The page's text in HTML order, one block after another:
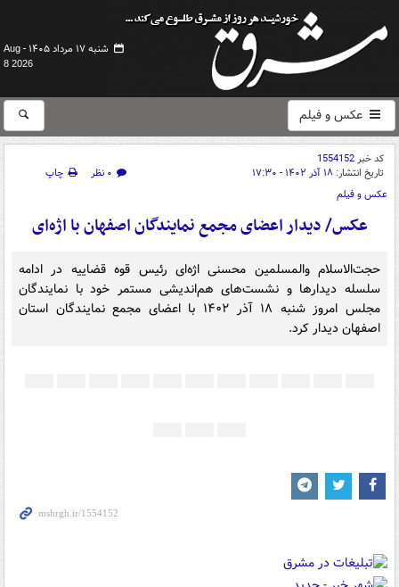
شنبه ۱۷ مرداد ۱۴۰۵ -
Aug
8 2026
عکس و فیلم
کد خبر1554152
تاریخ انتشار: ۱۸ آذر ۱۴۰۲ - ۱۷:۳۰ ۰ نظر
چاپ
عکس و فیلم
عکس/ دیدار اعضای مجمع نمایندگان اصفهان با اژه‌ای
حجت‌الاسلام والمسلمین محسنی اژه‌ای رئیس قوه قضاییه در ادامه
سلسله دیدارها و نشست‌های هم‌اندیشی مستمر خود با نمایندگان
مجلس امروز شنبه ۱۸ آذر ۱۴۰۲ با اعضای مجمع نمایندگان استان
اصفهان دیدار کرد.